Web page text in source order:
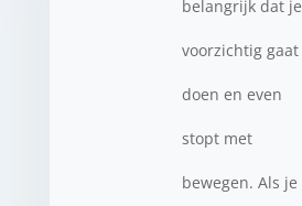
belangrijk dat je
voorzichtig gaat
doen en even
stopt met
bewegen. Als je